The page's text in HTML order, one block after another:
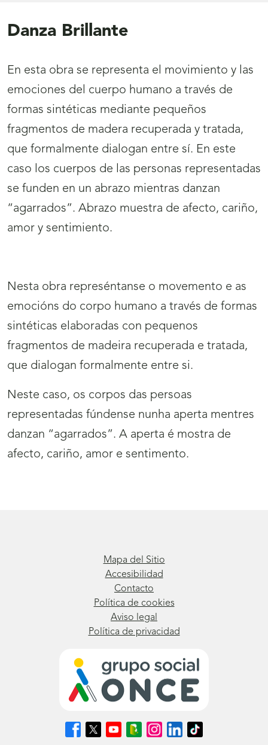
Danza Brillante
En esta obra se representa el movimiento y las
emociones del cuerpo humano a través de
formas sintéticas mediante pequeños
fragmentos de madera recuperada y tratada,
que formalmente dialogan entre sí. En este
caso los cuerpos de las personas representadas
se funden en un abrazo mientras danzan
“agarrados”. Abrazo muestra de afecto, cariño,
amor y sentimiento.
Nesta obra represéntanse o movemento e as
emocións do corpo humano a través de formas
sintéticas elaboradas con pequenos
fragmentos de madeira recuperada e tratada,
que dialogan formalmente entre si.
Neste caso, os corpos das persoas
representadas fúndense nunha aperta mentres
danzan “agarrados”. A aperta é mostra de
afecto, cariño, amor e sentimento.
Mapa del Sitio
Accesibilidad
Contacto
Política de cookies
Aviso legal
Política de privacidad
Síguenos
en
Síguenos
en
Síguenos
en
Síguenos
en
Síguenos
en
Síguenos
en
Síguenos
en